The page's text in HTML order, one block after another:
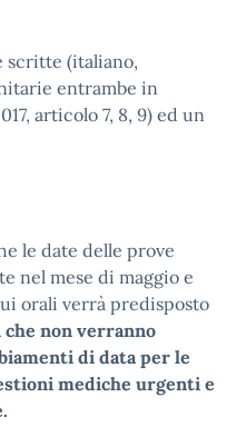
scritte (italiano,
entrambe in
articolo 7, 8, 9) ed un
le date delle prove
nel mese di maggio e
orali verrà predisposto
non verranno
di data per le
mediche urgenti e